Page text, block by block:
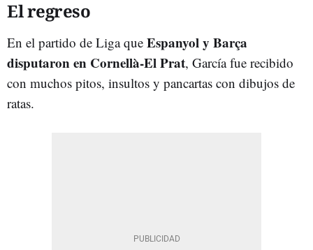
El regreso
En el partido de Liga que Espanyol y Barça
disputaron en Cornellà-El Prat, García fue recibido
con muchos pitos, insultos y pancartas con dibujos de
ratas.